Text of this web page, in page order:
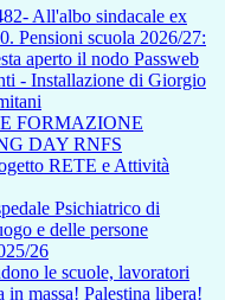
All'albo sindacale ex
Pensioni scuola 2026/27:
aperto il nodo Passweb
- Installazione di Giorgio
FORMAZIONE
DAY RNFS
RETE e Attività
Psichiatrico di
e delle persone
26
le scuole, lavoratori
in massa! Palestina libera!